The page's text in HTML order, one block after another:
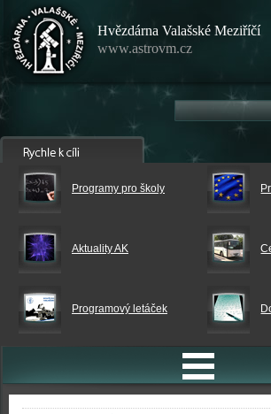
Hvězdárna Valašské Meziříčí
www.astrovm.cz
Programy pro školy
Aktuality AK
Programový letáček